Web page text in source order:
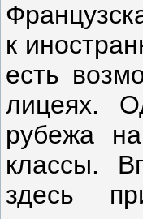
к
есть
лицеях.
рубежа
классы.
здесь